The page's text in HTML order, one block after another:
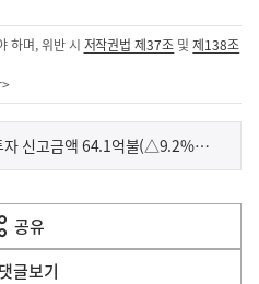
하며, 위반 시 저작권법 제37조 및제138조
>
2025년 1분기 외국인직접투자 신고금액 64.1억불(△9.2%), 도착금액 35.1억불(+26.4%)
공유
열
기
댓글보기